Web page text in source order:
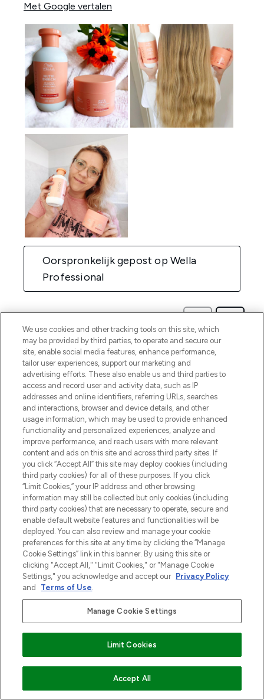
VOEG TOE AAN WINKELMANDJE
MELD JE AAN VOOR ONZE NIEUWSBRIEF
AANMELDEN
LOOKFANTASTIC is de ultieme online
We use cookies and other tracking tools on this site, which
may be provided by third parties, to operate and secure our
site, enable social media features, enhance performance,
tailor user experiences, support our marketing and
advertising efforts. These also enable us and third parties to
access and record user and activity data, such as IP
addresses and online identifiers, referring URLs, searches
and interactions, browser and device details, and other
usage information, which may be used to provide enhanced
functionality and personalized experiences, analyze and
improve performance, and reach users with more relevant
content and ads on this site and across third party sites. If
you click “Accept All” this site may deploy cookies (including
third party cookies) for all of these purposes. If you click
“Limit Cookies,” your IP address and other browsing
information may still be collected but only cookies (including
third party cookies) that are necessary to operate, secure and
enable default website features and functionalities will be
deployed. You can also review and manage your cookie
preferences for this site at any time by clicking the “Manage
Cookie Settings” link in this banner. By using this site or
clicking "Accept All," "Limit Cookies," or "Manage Cookie
Settings," you acknowledge and accept our Privacy Policy
and
Terms of Use.
Manage Cookie Settings
Limit Cookies
Accept All